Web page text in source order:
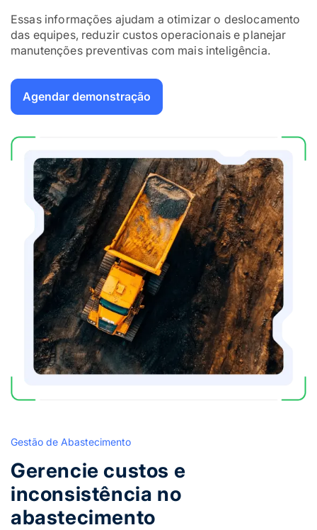
Essas informações ajudam a otimizar o deslocamento
das equipes, reduzir custos operacionais e planejar
manutenções preventivas com mais inteligência.
Agendar demonstração
Gestão de Abastecimento
Gerencie custos e
inconsistência no
abastecimento